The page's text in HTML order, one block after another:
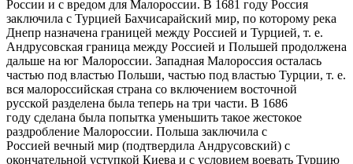
России и с вредом для Малороссии. В 1681 году Россия
заключила с Турцией Бахчисарайский мир, по которому река
Днепр назначена границей между Россией и Турцией, т. е.
Андрусовская граница между Россией и Польшей продолжена
дальше на юг Малороссии. Западная Малороссия осталась
частью под властью Польши, частью под властью Турции, т. е.
вся малороссийская страна со включением восточной
русской разделена была теперь на три части. В 1686
году сделана была попытка уменьшить такое жестокое
раздробление Малороссии. Польша заключила с
Россией вечный мир (подтвердила Андрусовский) с
окончательной уступкой Киева и с условием воевать Турцию